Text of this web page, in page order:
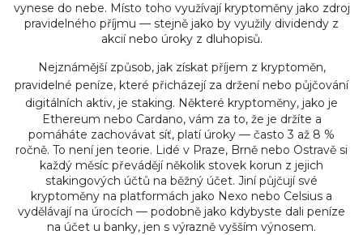
vynese do nebe. Místo toho využívají kryptoměny jako zdroj
pravidelného příjmu — stejně jako by využily dividendy z
akcií nebo úroky z dluhopisů.
Nejznámější způsob, jak získat příjem z kryptoměn,
pravidelné peníze, které přicházejí za držení nebo půjčování
digitálních aktiv, je staking. Některé kryptoměny, jako je
Ethereum nebo Cardano, vám za to, že je držíte a
pomáháte zachovávat síť, platí úroky — často 3 až 8 %
ročně. To není jen teorie. Lidé v Praze, Brně nebo Ostravě si
každý měsíc převádějí několik stovek korun z jejich
stakingových účtů na běžný účet. Jiní půjčují své
kryptoměny na platformách jako Nexo nebo Celsius a
vydělávají na úrocích — podobně jako kdybyste dali peníze
na účet u banky, jen s výrazně vyšším výnosem.